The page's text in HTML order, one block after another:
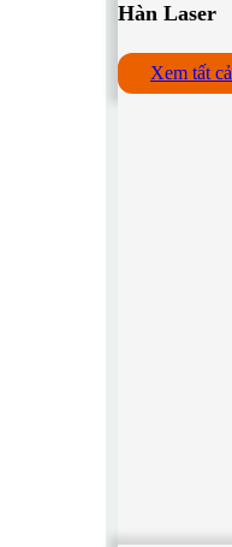
Hàn Laser
Xem tất cả